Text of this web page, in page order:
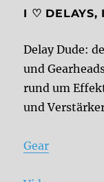
I ♡ DELAYS,
Delay Dude:
und
rund um
und
Gear